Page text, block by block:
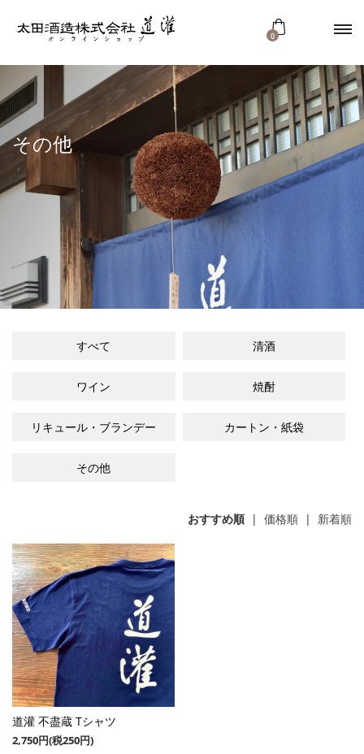
0
その他
すべて 清酒
ワイン 焼酎
リキュール・ブランデー カートン・紙袋
その他
おすすめ順 | 価格順 | 新着順
道灌 不盡蔵 Tシャツ
2,750円(税250円)